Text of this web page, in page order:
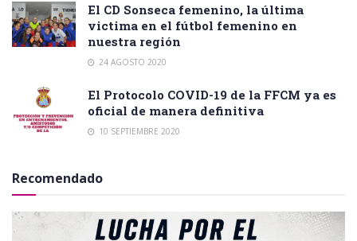
El CD Sonseca femenino, la última
victima en el fútbol femenino en
nuestra región
24 AGOSTO 2020
El Protocolo COVID-19 de la FFCM ya es
oficial de manera definitiva
10 SEPTIEMBRE 2020
Recomendado